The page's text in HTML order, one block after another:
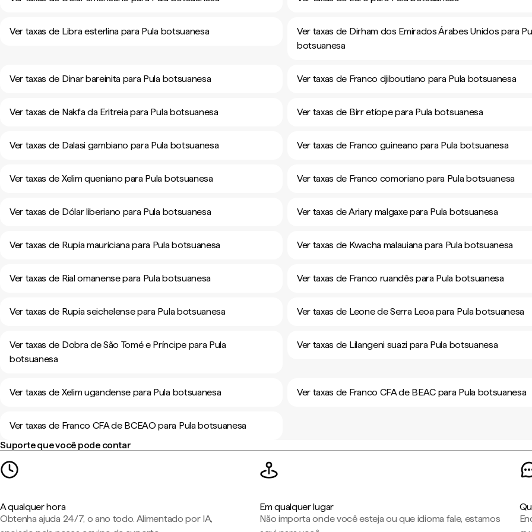
Ver taxas de Libra esterlina para Pula botsuanesa
Ver taxas de Dirham dos Emirados Árabes Unidos para
botsuanesa
Ver taxas de Dinar bareinita para Pula botsuanesa Ver taxas de Franco djiboutiano para Pula botsuanesa
Ver taxas de Nakfa da Eritreia para Pula botsuanesa Ver taxas de Birr etíope para Pula botsuanesa
Ver taxas de Dalasi gambiano para Pula botsuanesa Ver taxas de Franco guineano para Pula botsuanesa
Ver taxas de Xelim queniano para Pula botsuanesa Ver taxas de Franco comoriano para Pula botsuanesa
Ver taxas de Dólar liberiano para Pula botsuanesa Ver taxas de Ariary malgaxe para Pula botsuanesa
Ver taxas de Rupia mauriciana para Pula botsuanesa Ver taxas de Kwacha malauiana para Pula botsuanesa
Ver taxas de Rial omanense para Pula botsuanesa Ver taxas de Franco ruandês para Pula botsuanesa
Ver taxas de Rupia seichelense para Pula botsuanesa Ver taxas de Leone de Serra Leoa para Pula botsuanesa
Ver taxas de Dobra de São Tomé e Príncipe para Pula
botsuanesa
Ver taxas de Lilangeni suazi para Pula botsuanesa
Ver taxas de Xelim ugandense para Pula botsuanesa Ver taxas de Franco CFA de BEAC para Pula botsuanesa
Ver taxas de Franco CFA de BCEAO para Pula botsuanesa
Suporte que você pode contar
A qualquer hora
Obtenha ajuda 24/7, o ano todo. Alimentado por IA,
Em qualquer lugar
Não importa onde você esteja ou que idioma fale, estamos